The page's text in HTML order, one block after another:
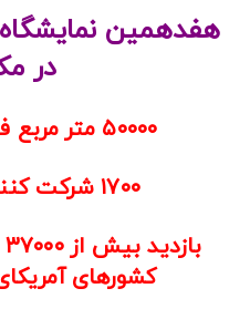
هفدهمین
در
۵۰۰۰۰ متر مربع فضای نمایشگاهی
۱۷۰۰ شرکت کننده از ۳۵ کشور
بازدید بیش از۳۷۰۰۰
کشورهای